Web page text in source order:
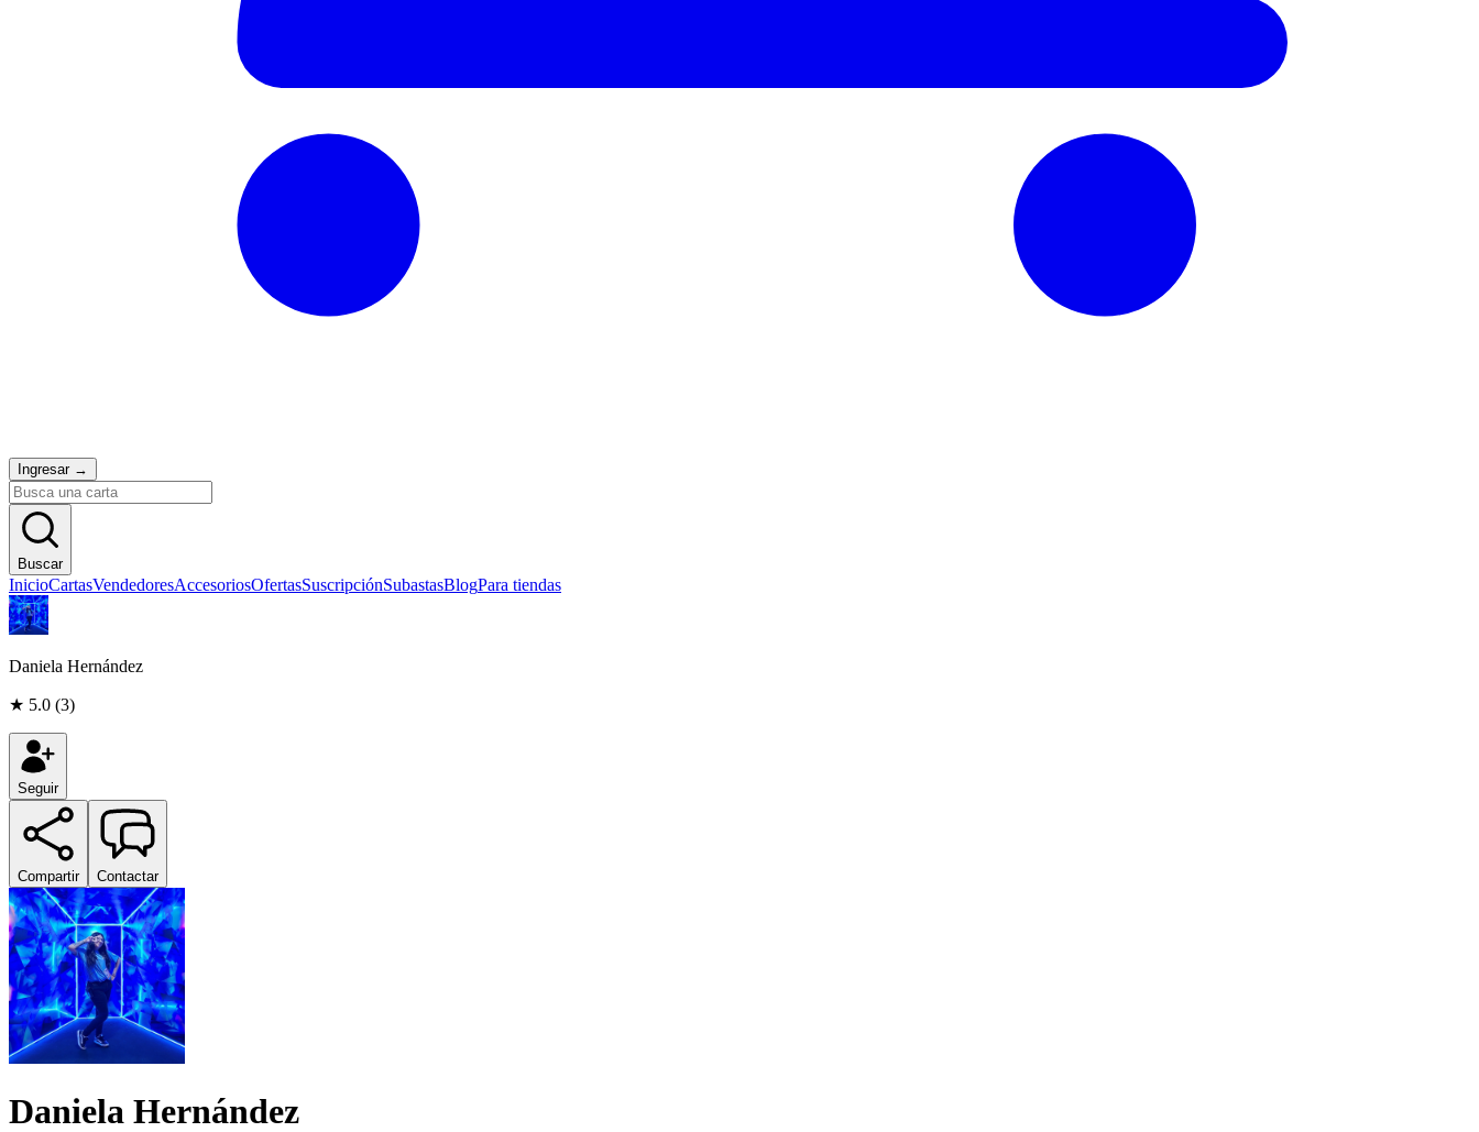
Ingresar →
Buscar
InicioCartasVendedoresAccesoriosOfertasSuscripciónSubastasBlogPara tiendas
Daniela Hernández
★ 5.0 (3)
Seguir
Compartir Contactar
Daniela Hernández